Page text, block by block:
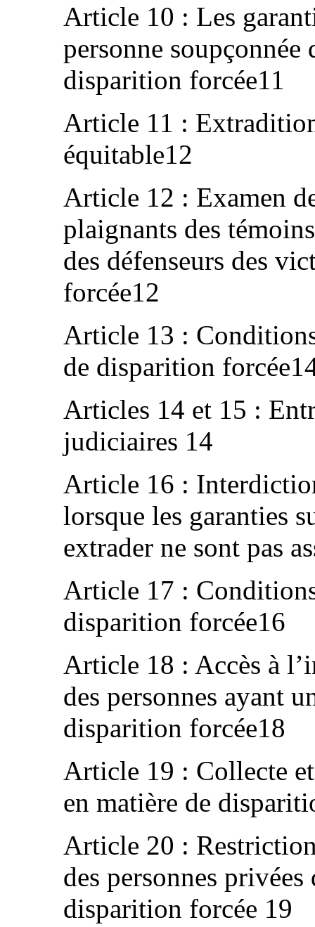
Article 10 : Les
personne
disparition forcée11
Article 11 :
équitable12
Article 12 : Examen
plaignants des
des défenseurs des
forcée12
Article 13 :
de disparition
Articles 14 et 15 :
judiciaires 14
Article 16 :
lorsque les garanties
extrader ne sont pas
Article 17 :
disparition forcée16
Article 18 : Accès à
des personnes ayant
disparition forcée18
Article 19 : Collecte
en matière de
Article 20 :
des personnes
disparition forcée 19